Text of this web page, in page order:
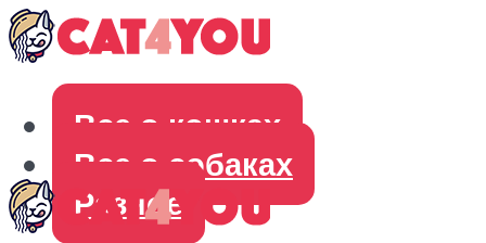
Все о кошках
Все о собаках
Разное